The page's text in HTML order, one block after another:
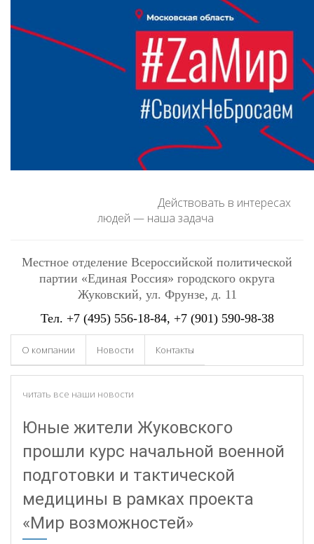
Действовать в интересах
людей — наша задача
Местное отделение Всероссийской политической
партии «Единая Россия» городского округа
Жуковский, ул. Фрунзе, д. 11
Тел. +7 (495) 556-18-84, +7 (901) 590-98-38
О компании Новости Контакты
читать все наши новости
Юные жители Жуковского
прошли курс начальной военной
подготовки и тактической
медицины в рамках проекта
«Мир возможностей»